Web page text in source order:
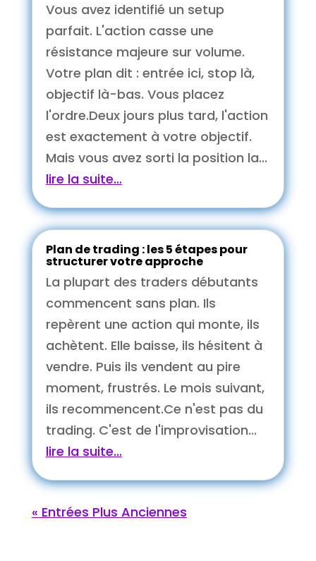
Vous avez identifié un setup
parfait. L'action casse une
résistance majeure sur volume.
Votre plan dit : entrée ici, stop là,
objectif là-bas. Vous placez
l'ordre.Deux jours plus tard, l'action
est exactement à votre objectif.
Mais vous avez sorti la position la...
lire la suite...
Plan de trading : les 5 étapes pour
structurer votre approche
La plupart des traders débutants
commencent sans plan. Ils
repèrent une action qui monte, ils
achètent. Elle baisse, ils hésitent à
vendre. Puis ils vendent au pire
moment, frustrés. Le mois suivant,
ils recommencent.Ce n'est pas du
trading. C'est de l'improvisation...
lire la suite...
« Entrées Plus Anciennes